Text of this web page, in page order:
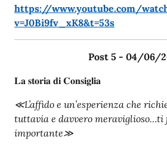
https://www.youtube.com/
v=J0Bi9fv_xK8&t=53s
Post 5 - 04/06/
𝐋𝐚 𝐬𝐭𝐨𝐫𝐢𝐚 𝐝𝐢 𝐂𝐨𝐧𝐬𝐢𝐠𝐥𝐢𝐚
≪L’affido e un’esperienza che
tuttavia e davvero meraviglioso…ti
importante≫